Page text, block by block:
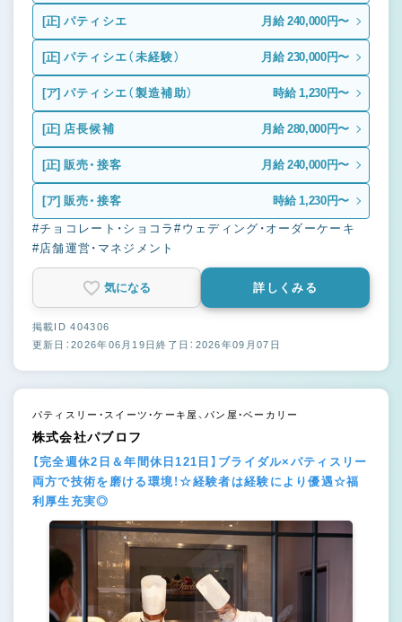
[正] パティシエ 月給 240,000円〜
[正] パティシエ（未経験） 月給 230,000円〜
[ア] パティシエ（製造補助） 時給 1,230円〜
[正] 店長候補 月給 280,000円〜
[正] 販売・接客 月給 240,000円〜
[ア] 販売・接客 時給 1,230円〜
#チョコレート・ショコラ#ウェディング・オーダーケーキ
#店舗運営・マネジメント
気になる 詳しくみる
掲載ID 404306
更新日：2026年06月19日終了日：2026年09月07日
パティスリー・スイーツ・ケーキ屋、パン屋・ベーカリー
株式会社パブロフ
【完全週休2日＆年間休日121日】ブライダル×パティスリー
両方で技術を磨ける環境！☆経験者は経験により優遇☆福
利厚生充実◎